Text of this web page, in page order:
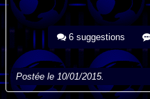
6 suggestions
Postée le 10/01/2015.